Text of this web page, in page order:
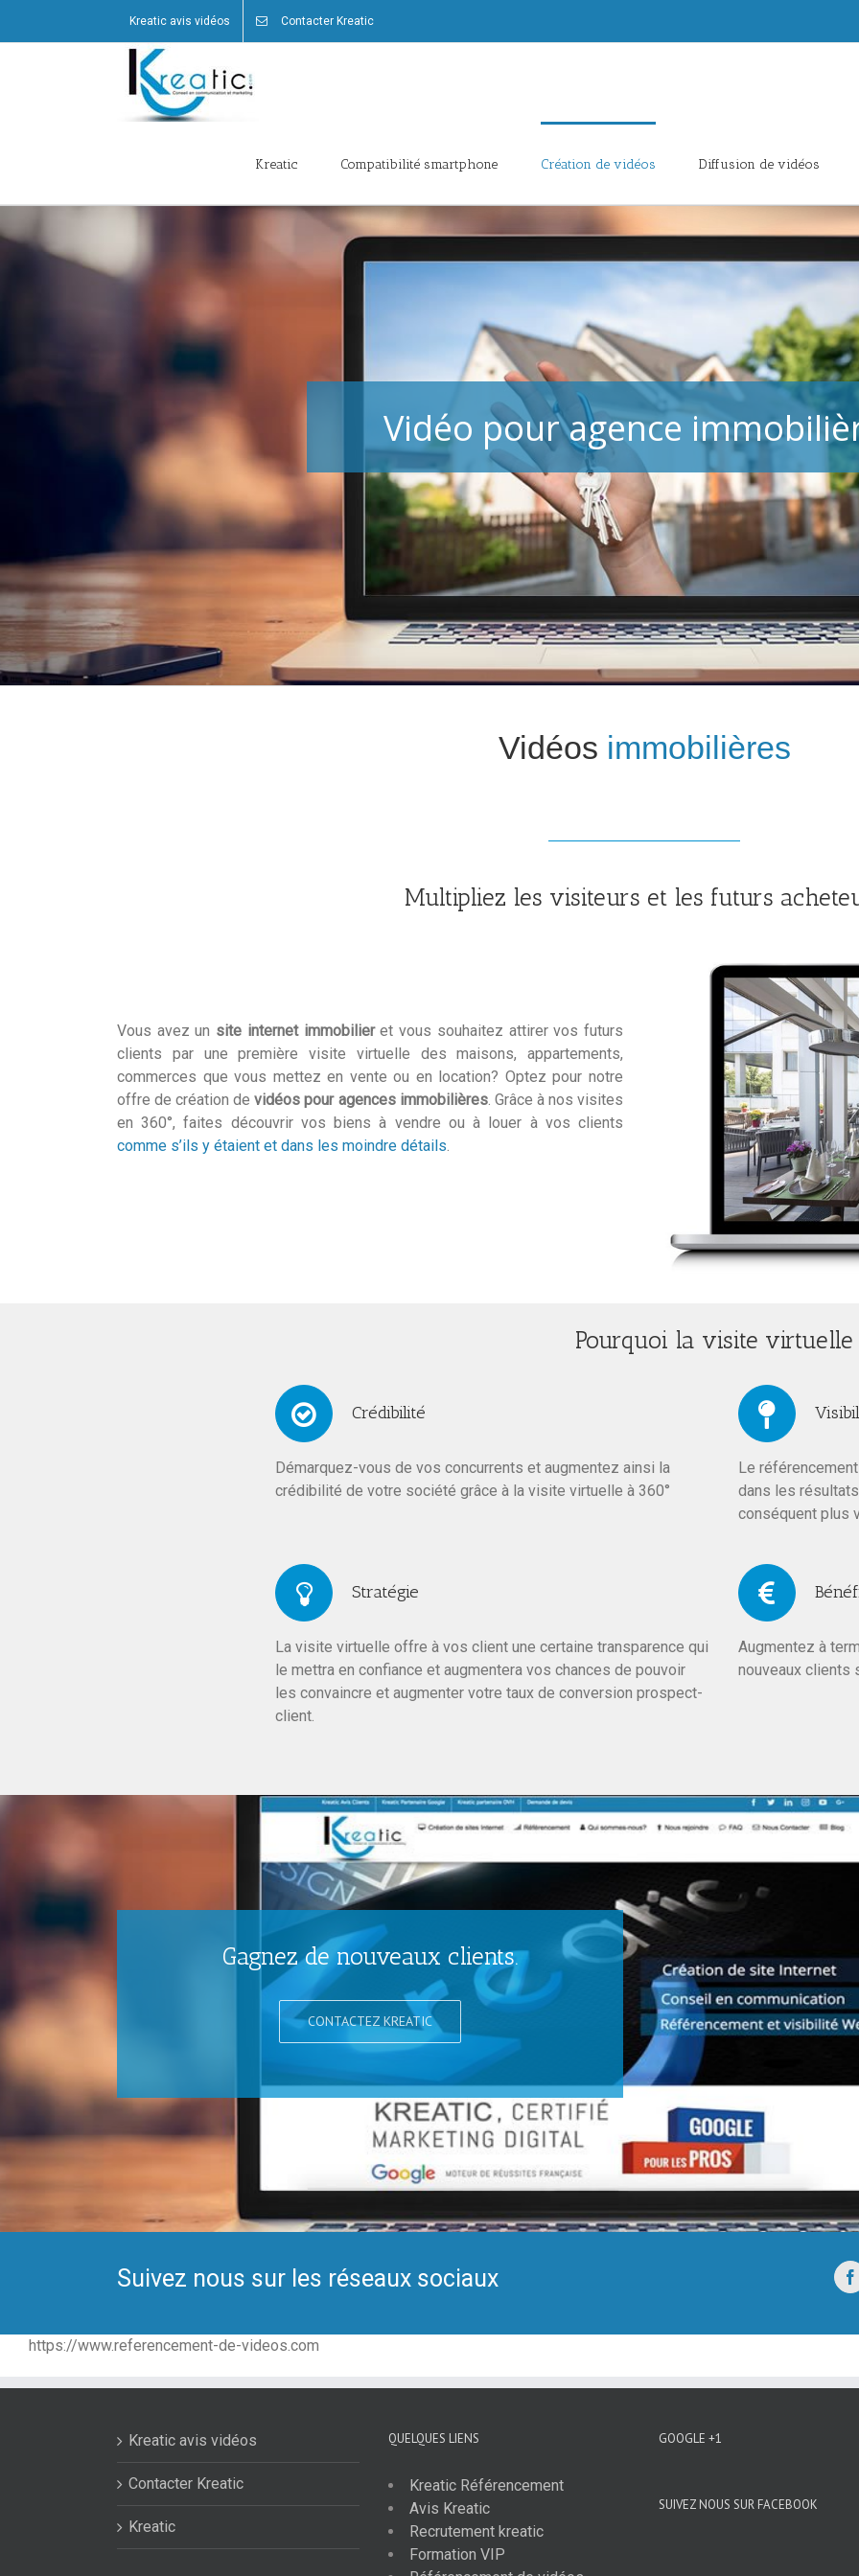
Kreatic avis vidéos Contacter Kreatic
Kreatic Compatibilité smartphone Création de vidéos Diffusion de vidéos
Vidéo pour agence
Vidéos immobilières
Multipliez les visiteurs et les futurs
Vous avez un site internet immobilieret vous souhaitez attirer vos futurs
clients par une première visite virtuelle des maisons, appartements,
commerces que vous mettez en vente ou en location? Optez pour notre
offre de création devidéos pour agences immobilières. Grâce à nos visites
en 360°, faites découvrir vos biens à vendre ou à louer à vos clients
comme s’ils y étaient et dans les moindre détails.
Pourquoi la visite virtuelle
Crédibilité
Démarquez-vous de vos concurrents et augmentez ainsi la
crédibilité de votre société grâce à la visite virtuelle à 360°
Le
dans les
conséquent plus
Stratégie
La visite virtuelle offre à vos client une certaine transparence qui
le mettra en confiance et augmentera vos chances de pouvoir
les convaincre et augmenter votre taux de conversion prospect-
client.
Augmentez à
nouveaux clients
Gagnez de nouveaux clients.
CONTACTEZ KREATIC
Suivez nous sur les réseaux sociaux
https://www.referencement-de-videos.com
Kreatic avis vidéos
Contacter Kreatic
Kreatic
QUELQUES LIENS
Kreatic Référencement
Avis Kreatic
Recrutement kreatic
Formation VIP
GOOGLE +1
SUIVEZ NOUS SUR FACEBOOK